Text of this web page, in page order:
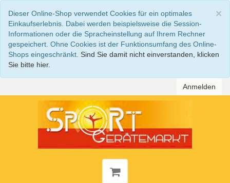
×
Dieser Online-Shop verwendet Cookies für ein optimales
Einkaufserlebnis. Dabei werden beispielsweise die Session-
Informationen oder die Spracheinstellung auf Ihrem Rechner
gespeichert. Ohne Cookies ist der Funktionsumfang des Online-
Shops eingeschränkt. Sind Sie damit nicht einverstanden, klicken
Sie bitte hier.
Anmelden